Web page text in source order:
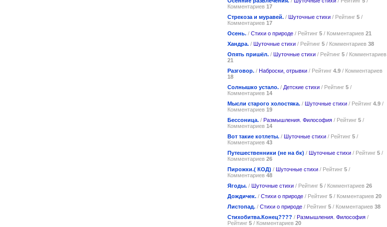
Комментариев 17
Стрекоза и муравей. / Шуточные стихи / Рейтинг 5 /
Комментариев 17
Осень. / Стихи о природе / Рейтинг 5 / Комментариев 21
Хандра. / Шуточные стихи / Рейтинг 5 / Комментариев 38
Опять пришёл. / Шуточные стихи / Рейтинг 5 / Комментариев
21
Разговор. / Наброски, отрывки / Рейтинг 4.9 / Комментариев
18
Солнышко устало. / Детские стихи / Рейтинг 5 /
Комментариев 14
Мысли старого холостяка. / Шуточные стихи / Рейтинг 4.9 /
Комментариев 19
Бессоница. / Размышления. Философия / Рейтинг 5 /
Комментариев 14
Вот такие котлеты. / Шуточные стихи / Рейтинг 5 /
Комментариев 43
Путешественники (не на бк) / Шуточные стихи / Рейтинг 5 /
Комментариев 26
Пирожки.( КОД) / Шуточные стихи / Рейтинг 5 /
Комментариев 48
Ягоды. / Шуточные стихи / Рейтинг 5 / Комментариев 26
Дождичек. / Стихи о природе / Рейтинг 5 / Комментариев 20
Листопад. / Стихи о природе / Рейтинг 5 / Комментариев 38
Стихобитва.Конец???? / Размышления. Философия /
Рейтинг 5 / Комментариев 20